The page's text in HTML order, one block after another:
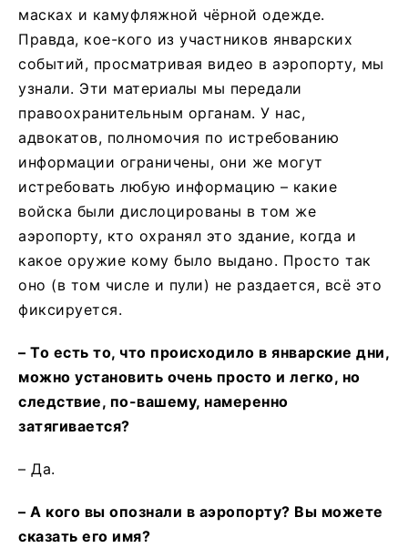
масках и камуфляжной чёрной одежде.
Правда, кое-кого из участников январских
событий, просматривая видео в аэропорту, мы
узнали. Эти материалы мы передали
правоохранительным органам. У нас,
адвокатов, полномочия по истребованию
информации ограничены, они же могут
истребовать любую информацию – какие
войска были дислоцированы в том же
аэропорту, кто охранял это здание, когда и
какое оружие кому было выдано. Просто так
оно (в том числе и пули) не раздается, всё это
фиксируется.
– То есть то, что происходило в январские дни,
можно установить очень просто и легко, но
следствие, по-вашему, намеренно
затягивается?
– Да.
– А кого вы опознали в аэропорту? Вы можете
сказать его имя?